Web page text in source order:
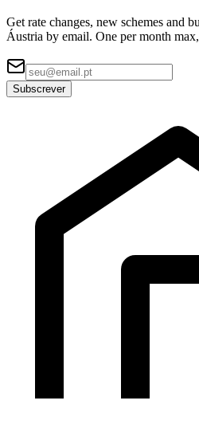
Get rate changes, new schemes and
Áustria by email. One per month
Subscrever